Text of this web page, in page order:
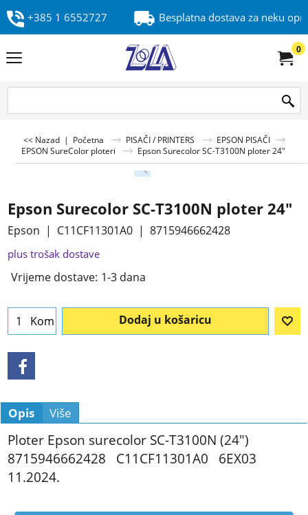
+385 1 6552727 Besplatna dostava za neku
0
<< Nazad | Početna PISAČI / PRINTERS
EPSON PISAČI
EPSON SureColor ploteri
Epson Surecolor SC-T3100N ploter 24"
Epson Surecolor SC-T3100N ploter 24"
Epson C11CF11301A0 8715946662428
plus trošak dostave
Vrijeme dostave: 1-3 dana
Kom Dodaj u košaricu
Opis Više
Ploter Epson surecolor SC-T3100N (24")
8715946662428 C11CF11301A0 6EX03
11.2024.